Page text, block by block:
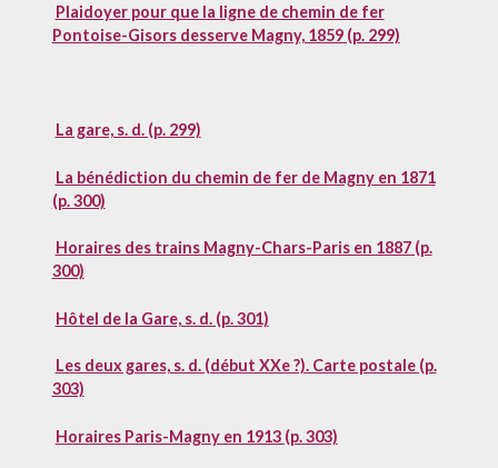
Plaidoyer pour que la ligne de chemin de fer
Pontoise-Gisors desserve Magny, 1859 (p. 299)
La gare, s. d. (p. 299)
La bénédiction du chemin de fer de Magny en 1871
(p. 300)
Horaires des trains Magny-Chars-Paris en 1887 (p.
300)
Hôtel de la Gare, s. d. (p. 301)
Les deux gares, s. d. (début XXe ?). Carte postale (p.
303)
Horaires Paris-Magny en 1913 (p. 303)